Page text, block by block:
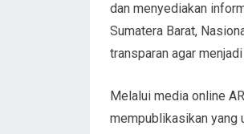
dan menyediakan
Sumatera Barat,
transparan agar
Melalui media online
mempublikasikan yang